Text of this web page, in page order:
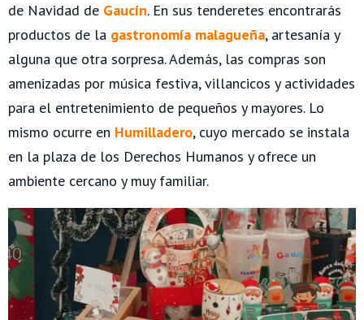
de Navidad de Gaucín. En sus tenderetes encontrarás
productos de la gastronomía malagueña, artesanía y
alguna que otra sorpresa. Además, las compras son
amenizadas por música festiva, villancicos y actividades
para el entretenimiento de pequeños y mayores. Lo
mismo ocurre en Humilladero, cuyo mercado se instala
en la plaza de los Derechos Humanos y ofrece un
ambiente cercano y muy familiar.